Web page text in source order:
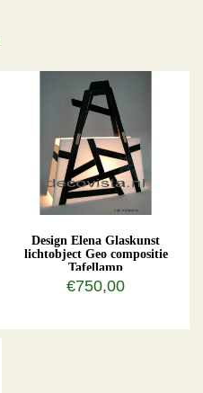
Design Elena Glaskunst
lichtobject Geo compositie
Tafellamp
€750,00